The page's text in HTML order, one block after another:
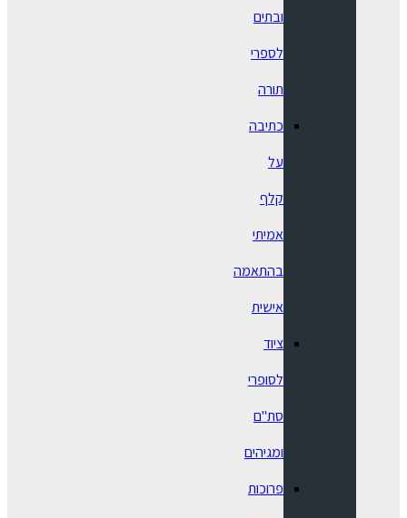
ובתים
לספרי
תורה
כתיבה
על
קלף
אמיתי
בהתאמה
אישית
ציוד
לסופרי
סת"ם
ומגיהים
פרוכות